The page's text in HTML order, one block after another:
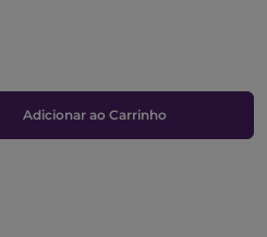
Adicionar ao Carrinho